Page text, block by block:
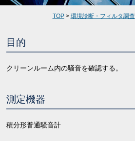
TOP> 環境診断・フィルタ調査
目的
クリーンルーム内の騒音を確認する。
測定機器
積分形普通騒音計